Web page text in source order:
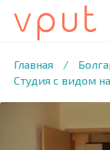
Главная /
Студия с видом
/7 ФОТО